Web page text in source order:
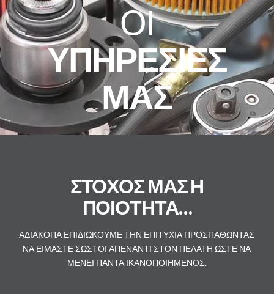
ΟΙ
ΥΠΗΡΕΣΙΕΣ
ΜΑΣ
ΣΤΟΧΟΣ ΜΑΣ Η
ΠΟΙΟΤΗΤΑ…
ΑΔΙΑΚΟΠΑ ΕΠΙΔΙΩΚΟΥΜΕ ΤΗΝ ΕΠΙΤΥΧΙΑ ΠΡΟΣΠΑΘΩΝΤΑΣ
ΝΑ ΕΙΜΑΣΤΕ ΣΩΣΤΟΙ ΑΠΕΝΑΝΤΙ ΣΤΟΝ ΠΕΛΑΤΗ ΩΣΤΕ ΝΑ
ΜΕΝΕΙ ΠΑΝΤΑ ΙΚΑΝΟΠΟΙΗΜΕΝΟΣ.